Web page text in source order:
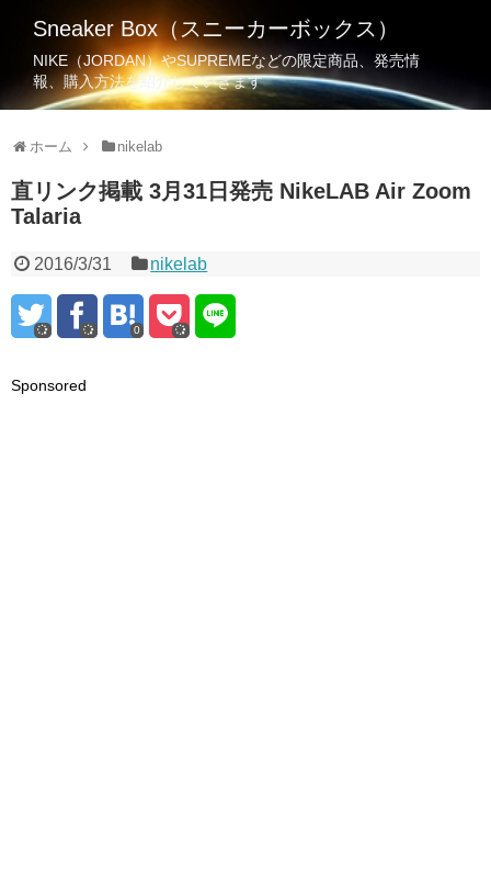
Sneaker Box（スニーカーボックス）
NIKE（JORDAN）やSUPREMEなどの限定商品、発売情
報、購入方法を紹介していきます
ホーム nikelab
直リンク掲載 3月31日発売 NikeLAB Air Zoom
Talaria
2016/3/31 nikelab
0
Sponsored